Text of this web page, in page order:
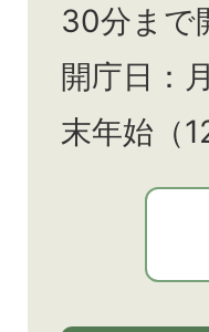
30分まで
開庁日：
末年始（